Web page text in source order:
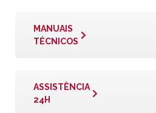
MANUAIS
TÉCNICOS
ASSISTÊNCIA
24H